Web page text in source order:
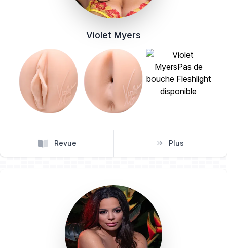
Violet Myers
Revue Plus